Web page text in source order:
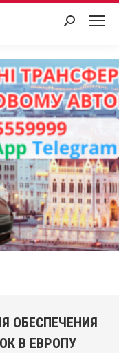
Search:
ОБЕСПЕЧЕНИЯ
В ЕВРОПУ